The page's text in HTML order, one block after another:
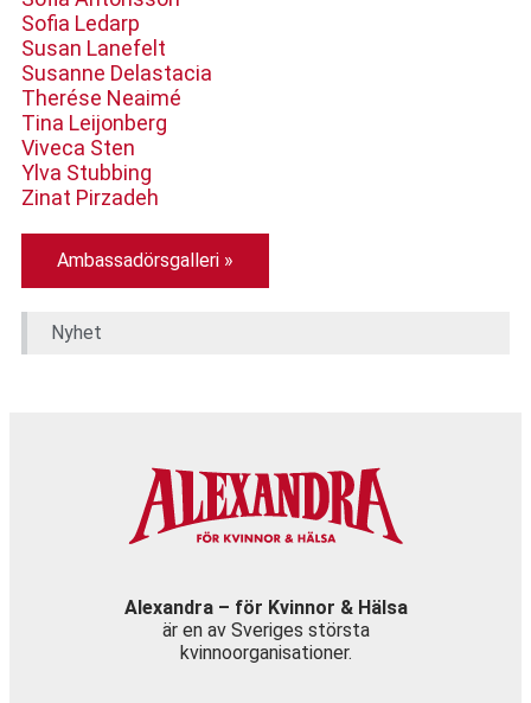
Sofia Ledarp
Susan Lanefelt
Susanne Delastacia
Therése Neaimé
Tina Leijonberg
Viveca Sten
Ylva Stubbing
Zinat Pirzadeh
Ambassadörsgalleri »​
Nyhet
Alexandra – för Kvinnor & Hälsa
är en av Sveriges största
kvinnoorganisationer.